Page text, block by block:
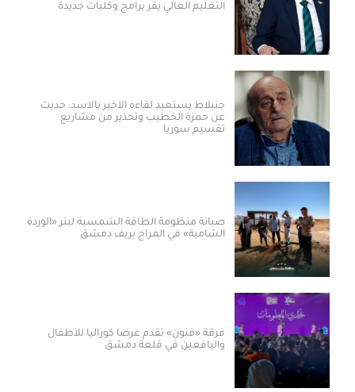
التعليم العالي يقر برامج وكليات جديدة
جنبلاط يستعيد لقاءه الأخير بالأسد: حديث
عن حمزة الخطيب وتحذير من مشاريع
تقسيم سوريا
صيانة منظومة الطاقة الشمسية لبئر «الوردة
الشامية» في المراح بريف دمشق
فرقة «فنون» تقدم عرضاً كورالياً للأطفال
واليافعين في قلعة دمشق